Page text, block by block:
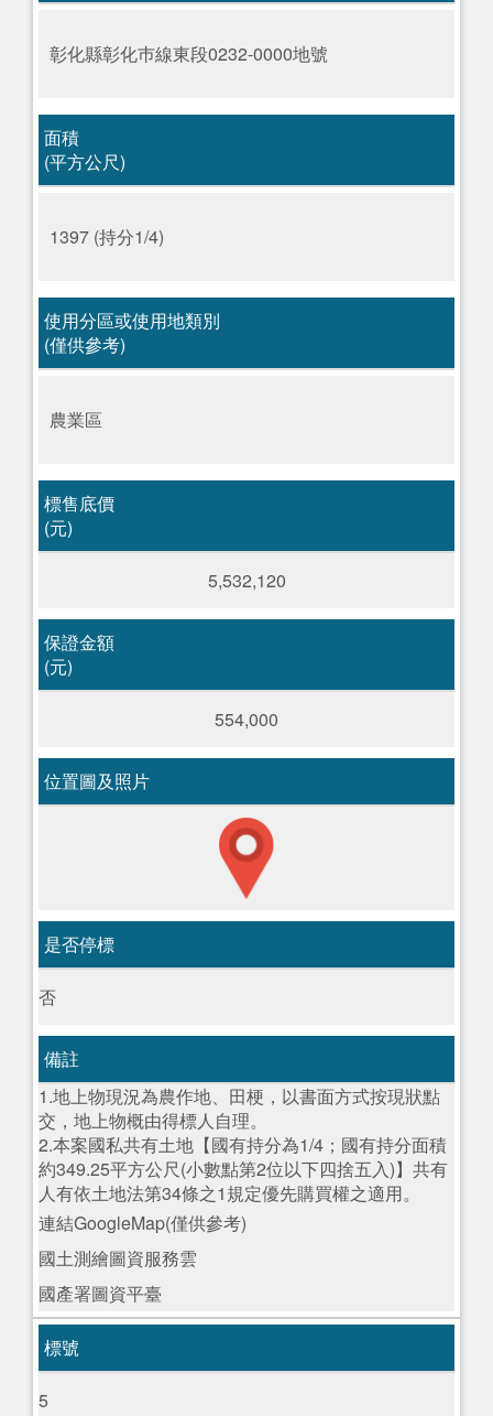
彰化縣彰化巿線東段0232-0000地號
面積
(平方公尺)
1397 (持分1/4)
使用分區或使用地類別
(僅供參考)
農業區
標售底價
(元)
5,532,120
保證金額
(元)
554,000
位置圖及照片
是否停標
否
備註
1.地上物現況為農作地、田梗，以書面方式按現狀點
交，地上物概由得標人自理。
2.本案國私共有土地【國有持分為1/4；國有持分面積
約349.25平方公尺(小數點第2位以下四捨五入)】共有
人有依土地法第34條之1規定優先購買權之適用。
連結GoogleMap(僅供參考)
國土測繪圖資服務雲
國產署圖資平臺
標號
5